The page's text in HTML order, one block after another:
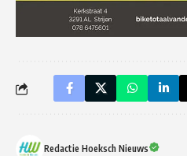
Redactie Hoeksch Nieuws